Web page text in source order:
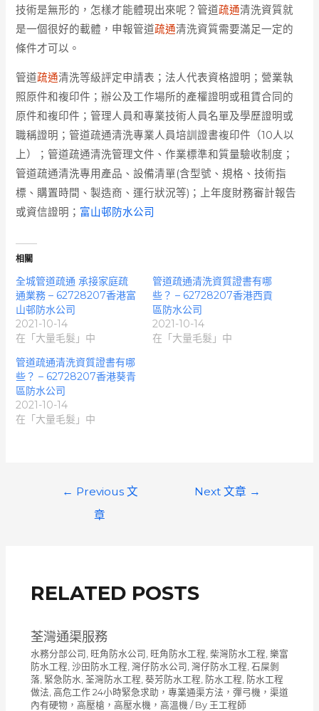
技術是無形的，怎樣才能體現出來呢？管道疏通清洗資質就
是一個很好的載體，申報管道疏通清洗資質需要滿足一定的
條件才可以。
管道疏通清洗等級評定申請表；法人代表資格證明；營業執
照原件和複印件；辦公及工作場所的產權證明或租賃合同的
原件和複印件；管理人員和專業技術人員名單及學歷證明或
職稱證明；管道疏通清洗專業人員培訓證書複印件（10人以
上）；管道疏通清洗管理文件、作業標準和質量驗收制度；
管道疏通清洗專用產品、設備清單(含型號、規格、技術指
標、購置時間、製造商、運行狀況等)；上年度財務審計報告
或資信證明； 富山邨防水公司
相關
全城管道疏通 承接家庭疏
通業務 – 62728207香港富
山邨防水公司
2021-10-14
在「大量毛髮」中
管道疏通清洗資質證書有哪
些？ – 62728207香港西貢
區防水公司
2021-10-14
在「大量毛髮」中
管道疏通清洗資質證書有哪
些？ – 62728207香港葵青
區防水公司
2021-10-14
在「大量毛髮」中
← Previous 文
章
Next 文章 →
RELATED POSTS
荃灣通渠服務
水務分部公司 旺角防水公司 旺角防水工程 柴灣防水工程 樂富
防水工程 沙田防水工程 灣仔防水公司 灣仔防水工程 石屎剝
落, 緊急防水 荃灣防水工程 葵芳防水工程 防水工程 防水工程
做法 高危工作 24小時緊急求助，專業通渠方法，彈弓機，渠道
內有硬物，高壓槍，高壓水機，高溫機 / By 王工程師